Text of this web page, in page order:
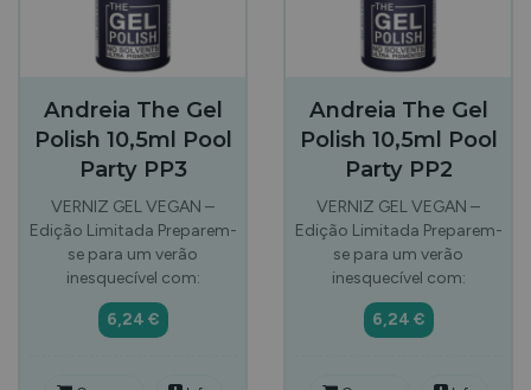
Andreia The Gel
Polish 10,5ml Pool
Party PP3
VERNIZ GEL VEGAN –
Edição Limitada Preparem-
se para um verão
inesquecível com:
6,24 €
Andreia The Gel
Polish 10,5ml Pool
Party PP2
VERNIZ GEL VEGAN –
Edição Limitada Preparem-
se para um verão
inesquecível com:
6,24 €